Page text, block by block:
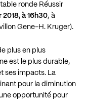
ronde Réussir
2018, à 16h30, à
Gene-H. Kruger).
plus en plus
est le plus durable,
ses impacts. La
pour la diminution
opportunité pour